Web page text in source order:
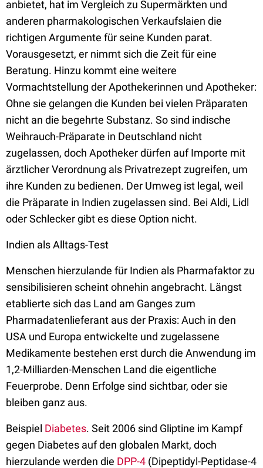
anbietet, hat im Vergleich zu Supermärkten und
anderen pharmakologischen Verkaufslaien die
richtigen Argumente für seine Kunden parat.
Vorausgesetzt, er nimmt sich die Zeit für eine
Beratung. Hinzu kommt eine weitere
Vormachtstellung der Apothekerinnen und Apotheker:
Ohne sie gelangen die Kunden bei vielen Präparaten
nicht an die begehrte Substanz. So sind indische
Weihrauch-Präparate in Deutschland nicht
zugelassen, doch Apotheker dürfen auf Importe mit
ärztlicher Verordnung als Privatrezept zugreifen, um
ihre Kunden zu bedienen. Der Umweg ist legal, weil
die Präparate in Indien zugelassen sind. Bei Aldi, Lidl
oder Schlecker gibt es diese Option nicht.
Indien als Alltags-Test
Menschen hierzulande für Indien als Pharmafaktor zu
sensibilisieren scheint ohnehin angebracht. Längst
etablierte sich das Land am Ganges zum
Pharmadatenlieferant aus der Praxis: Auch in den
USA und Europa entwickelte und zugelassene
Medikamente bestehen erst durch die Anwendung im
1,2-Milliarden-Menschen Land die eigentliche
Feuerprobe. Denn Erfolge sind sichtbar, oder sie
bleiben ganz aus.
Beispiel Diabetes. Seit 2006 sind Gliptine im Kampf
gegen Diabetes auf den globalen Markt, doch
hierzulande werden die DPP-4 (Dipeptidyl-Peptidase-4